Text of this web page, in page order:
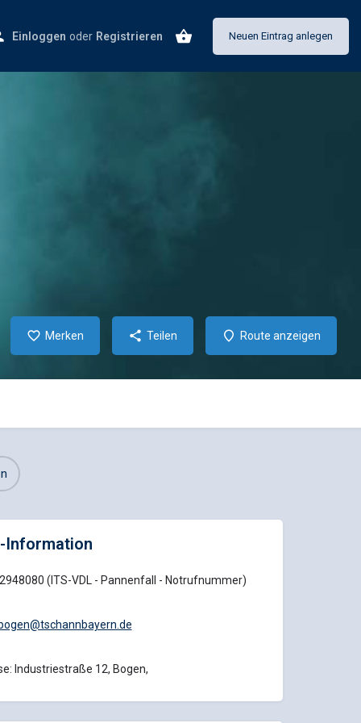
Einloggen oder Registrieren Neuen Eintrag anlegen
Merken Teilen Route anzeigen
Information
(ITS-VDL - Pannenfall - Notrufnummer)
Industriestraße 12, Bogen,